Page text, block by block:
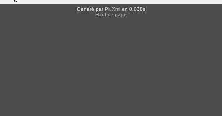
Généré parPluXml en 0.038s
Haut de page